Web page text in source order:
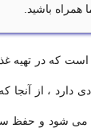
همراه باشید.
که در تهیه
دارد ، از آنجا
شود و حفظ